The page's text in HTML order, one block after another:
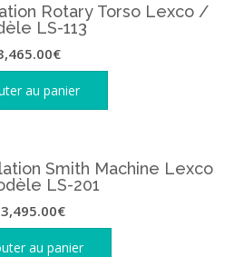
Rotary Torso Lexco /
LS-113
€
au panier
Smith Machine Lexco
LS-201
3,495.00€
au panier